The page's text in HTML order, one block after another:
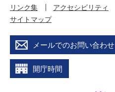
リンク集 アクセシビリティ
サイトマップ
メールでのお問い合わせ
開庁時間